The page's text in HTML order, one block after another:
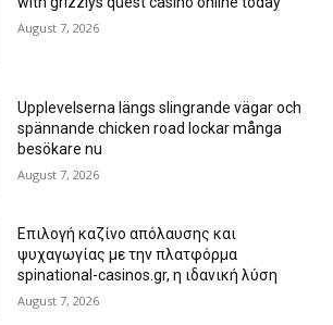
August 7, 2026
Upplevelserna längs slingrande vägar och
spännande chicken road lockar många
besökare nu
August 7, 2026
Επιλογή καζίνο απόλαυσης και
ψυχαγωγίας με την πλατφόρμα
spinational-casinos.gr, η ιδανική λύση
August 7, 2026